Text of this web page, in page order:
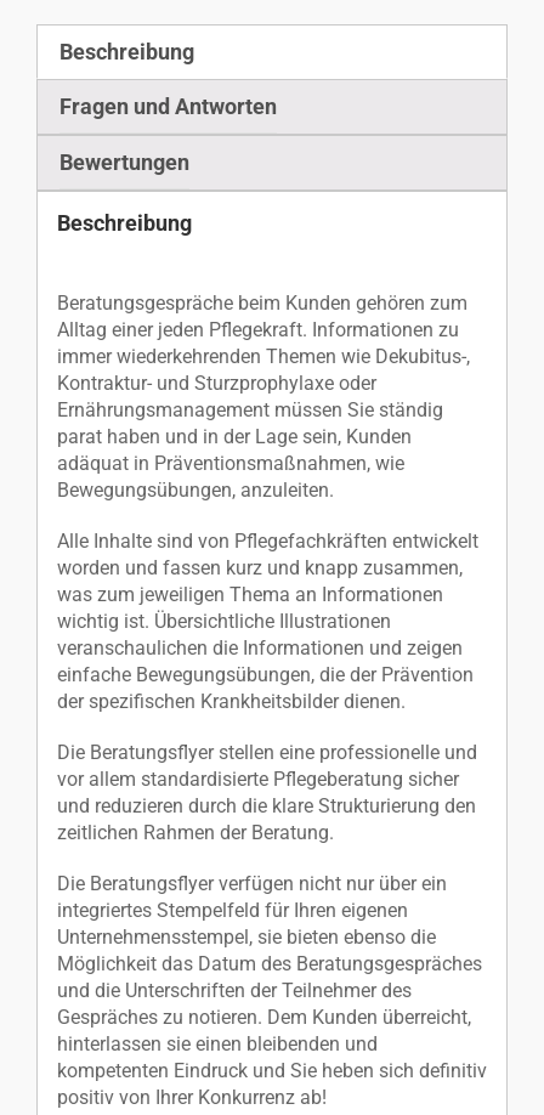
Beschreibung
Fragen und Antworten
Bewertungen
Beschreibung
Beratungsgespräche beim Kunden gehören zum
Alltag einer jeden Pflegekraft. Informationen zu
immer wiederkehrenden Themen wie Dekubitus-,
Kontraktur- und Sturzprophylaxe oder
Ernährungsmanagement müssen Sie ständig
parat haben und in der Lage sein, Kunden
adäquat in Präventionsmaßnahmen, wie
Bewegungsübungen, anzuleiten.
Alle Inhalte sind von Pflegefachkräften entwickelt
worden und fassen kurz und knapp zusammen,
was zum jeweiligen Thema an Informationen
wichtig ist. Übersichtliche Illustrationen
veranschaulichen die Informationen und zeigen
einfache Bewegungsübungen, die der Prävention
der spezifischen Krankheitsbilder dienen.
Die Beratungsflyer stellen eine professionelle und
vor allem standardisierte Pflegeberatung sicher
und reduzieren durch die klare Strukturierung den
zeitlichen Rahmen der Beratung.
Die Beratungsflyer verfügen nicht nur über ein
integriertes Stempelfeld für Ihren eigenen
Unternehmensstempel, sie bieten ebenso die
Möglichkeit das Datum des Beratungsgespräches
und die Unterschriften der Teilnehmer des
Gespräches zu notieren. Dem Kunden überreicht,
hinterlassen sie einen bleibenden und
kompetenten Eindruck und Sie heben sich definitiv
positiv von Ihrer Konkurrenz ab!